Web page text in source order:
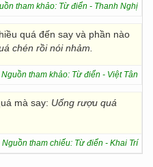
tham khảo: Từ điển - Thanh Nghị
quá đến say và phần nào
chén rồi nói nhảm.
Nguồn tham khảo: Từ điển - Việt Tân
mà say: Uống rượu quá
Nguồn tham chiếu: Từ điển - Khai Trí